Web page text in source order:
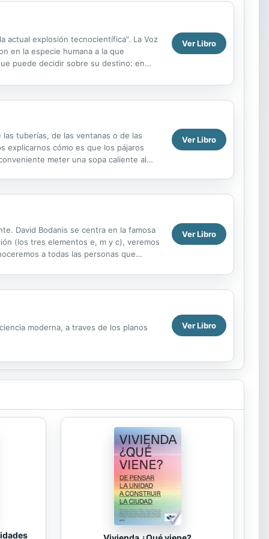
actual explosión tecnocientífica". La Voz
en la especie humana a la que
puede decidir sobre su destino: en
Ver Libro
tuberías, de las ventanas o de las
explicarnos cómo es que los pájaros
meter una sopa caliente al
Ver Libro
David Bodanis se centra en la famosa
(los tres elementos e, m y c), veremos
a todas las personas que
Ver Libro
moderna, a traves de los planos Ver Libro